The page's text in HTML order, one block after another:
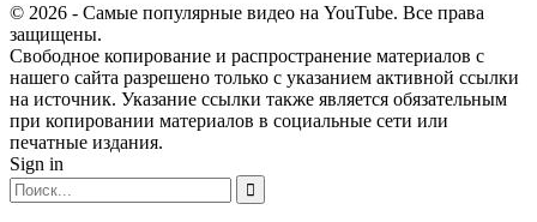
© 2026 - Самые популярные видео на YouTube. Все права
защищены.
Свободное копирование и распространение материалов с
нашего сайта разрешено только с указанием активной ссылки
на источник. Указание ссылки также является обязательным
при копировании материалов в социальные сети или
печатные издания.
Sign in